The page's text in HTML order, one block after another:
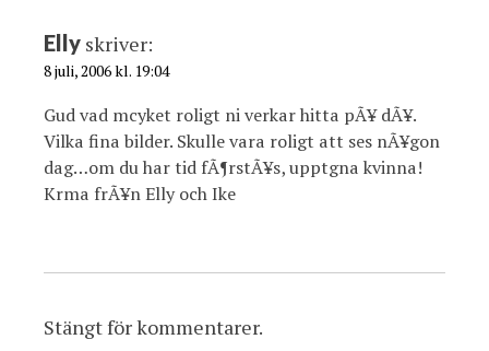
Elly skriver:
8 juli, 2006 kl. 19:04
Gud vad mcyket roligt ni verkar hitta pÃ¥ dÃ¥.
Vilka fina bilder. Skulle vara roligt att ses nÃ¥gon
dag…om du har tid fÃ¶rstÃ¥s, upptgna kvinna!
Krma frÃ¥n Elly och Ike
Stängt för kommentarer.